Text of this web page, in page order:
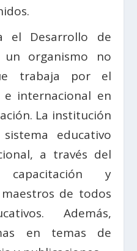
el Desarrollo de
un organismo no
trabaja por el
internacional en
La institución
educativo
a través del
capacitación y
de todos
Además,
en temas de